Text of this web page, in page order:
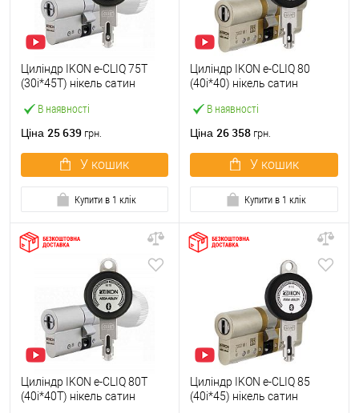
В наявності
Циліндр IKON e-CLIQ 75T
(30i*45T) нікель сатин
Ціна 25 639 грн.
У кошик
Купити в 1 клік
В наявності
Циліндр IKON e-CLIQ 80
(40i*40) нікель сатин
Ціна 26 358 грн.
У кошик
Купити в 1 клік
Циліндр IKON e-CLIQ 80T
(40i*40T) нікель сатин
Циліндр IKON e-CLIQ 85
(40i*45) нікель сатин